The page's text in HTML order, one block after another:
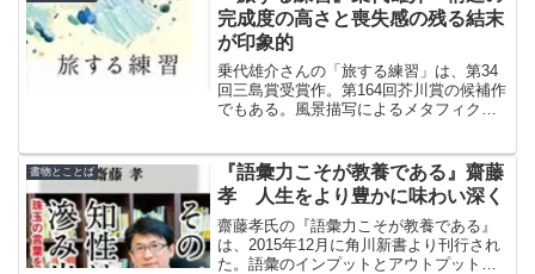
完成度の高さと喪失感の残る結末
が印象的
乗代雄介さんの「旅する練習」は、第34
回三島賞受賞作。第164回芥川賞の候補作
でもある。風景描写によるメタフィクシ
書物とことば
『語彙力こそが教養である』齋藤
孝 人生をより豊かに味わい深く
齋藤孝氏の『語彙力こそが教養である』
は、2015年12月に角川新書より刊行され
た。語彙のインプットとアウトプットは